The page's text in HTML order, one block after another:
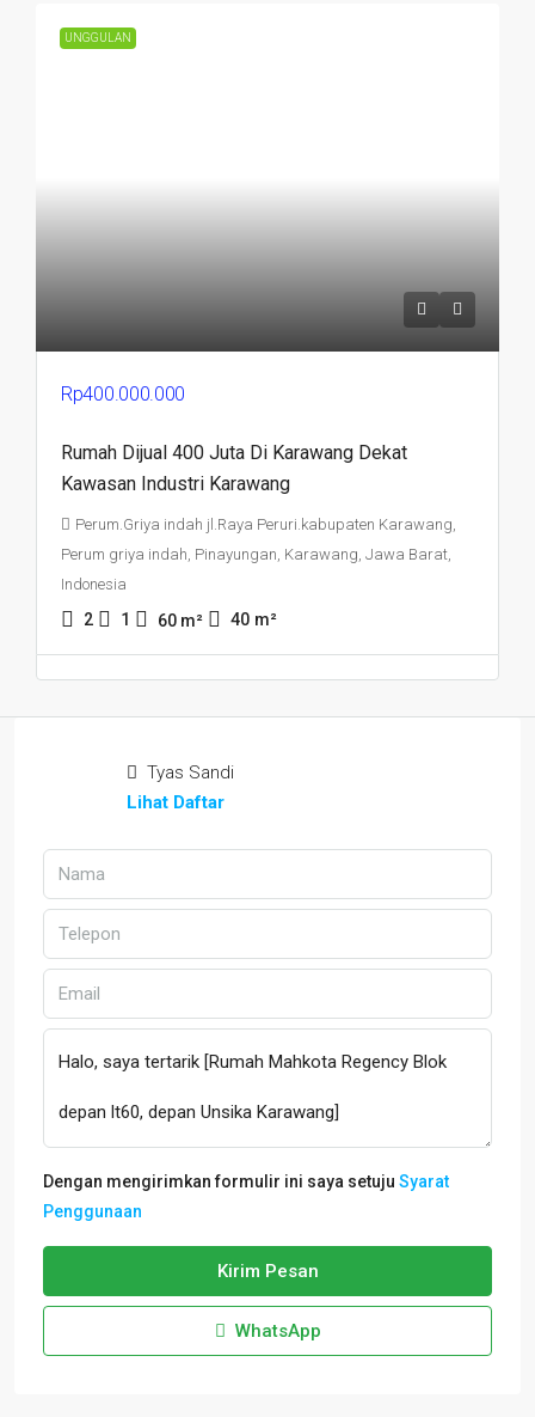
UNGGULAN
Rp400.000.000
Rumah Dijual 400 Juta Di Karawang Dekat
Kawasan Industri Karawang
Perum.Griya indah jl.Raya Peruri.kabupaten Karawang,
Perum griya indah, Pinayungan, Karawang, Jawa Barat,
Indonesia
2 1 60 m² 40 m²
Tyas Sandi
Lihat Daftar
Dengan mengirimkan formulir ini saya setuju Syarat
Penggunaan
Kirim Pesan
WhatsApp